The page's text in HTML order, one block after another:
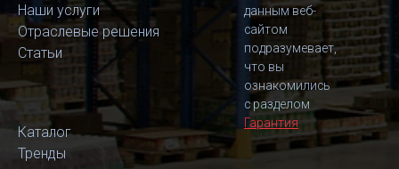
Наши услуги
Отраслевые решения
Статьи
Каталог
Тренды
данным веб-
сайтом
подразумевает,
что вы
ознакомились
с разделом
Гарантия